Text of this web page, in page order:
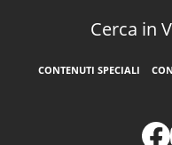
Cerca in
CONTENUTI SPECIALI